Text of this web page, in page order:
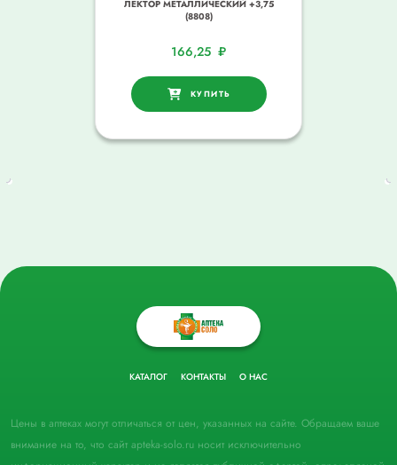
ЛЕКТОР МЕТАЛЛИЧЕСКИЙ +3,75
(8808)
166,25 ₽
КУПИТЬ
КАТАЛОГ КОНТАКТЫ О НАС
Цены в аптеках могут отличаться от цен, указанных на сайте. Обращаем ваше
внимание на то, что сайт apteka-solo.ru носит исключительно